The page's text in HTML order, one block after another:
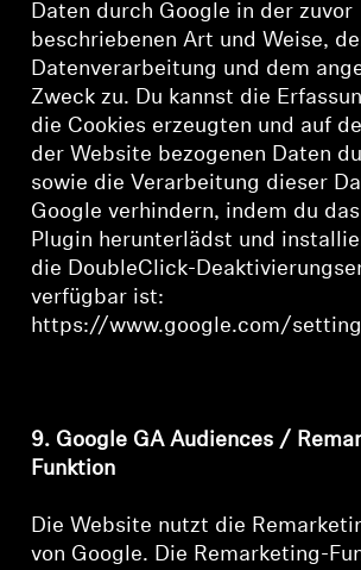
Daten durch Google in der zuvor
beschriebenen Art und Weise,
Datenverarbeitung und dem
Zweck zu. Du kannst die
die Cookies erzeugten und auf
der Website bezogenen Daten
sowie die Verarbeitung dieser
Google verhindern, indem du
Plugin herunterlädst und
die DoubleClick-
verfügbar ist:
https://www.google.com/
9. Google GA Audiences /
Funktion
Die Website nutzt die
von Google. Die Remarketing-